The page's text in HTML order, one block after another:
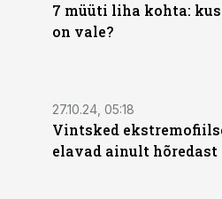
7 müüti liha kohta:
on vale?
27.10.24, 05:18
Vintsked
elavad ainult hõredast